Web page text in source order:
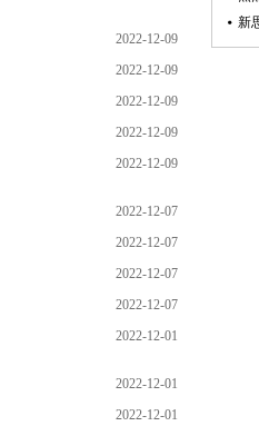
2022-12-09
2022-12-09
2022-12-09
2022-12-09
2022-12-09
2022-12-07
2022-12-07
2022-12-07
2022-12-07
2022-12-01
2022-12-01
2022-12-01